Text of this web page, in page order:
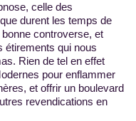
celle des
durent les temps de
controverse, et
étirements qui nous
Rien de tel en effet
pour enflammer
et offrir un boulevard
revendications en